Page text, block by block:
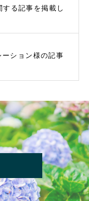
る記事を掲載し
ション様の記事